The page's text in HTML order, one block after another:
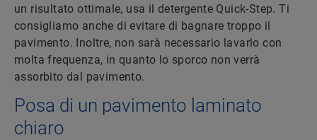
un risultato ottimale, usa il detergente Quick-Step. Ti
consigliamo anche di evitare di bagnare troppo il
pavimento. Inoltre, non sarà necessario lavarlo con
molta frequenza, in quanto lo sporco non verrà
assorbito dal pavimento.
Posa di un pavimento laminato
chiaro